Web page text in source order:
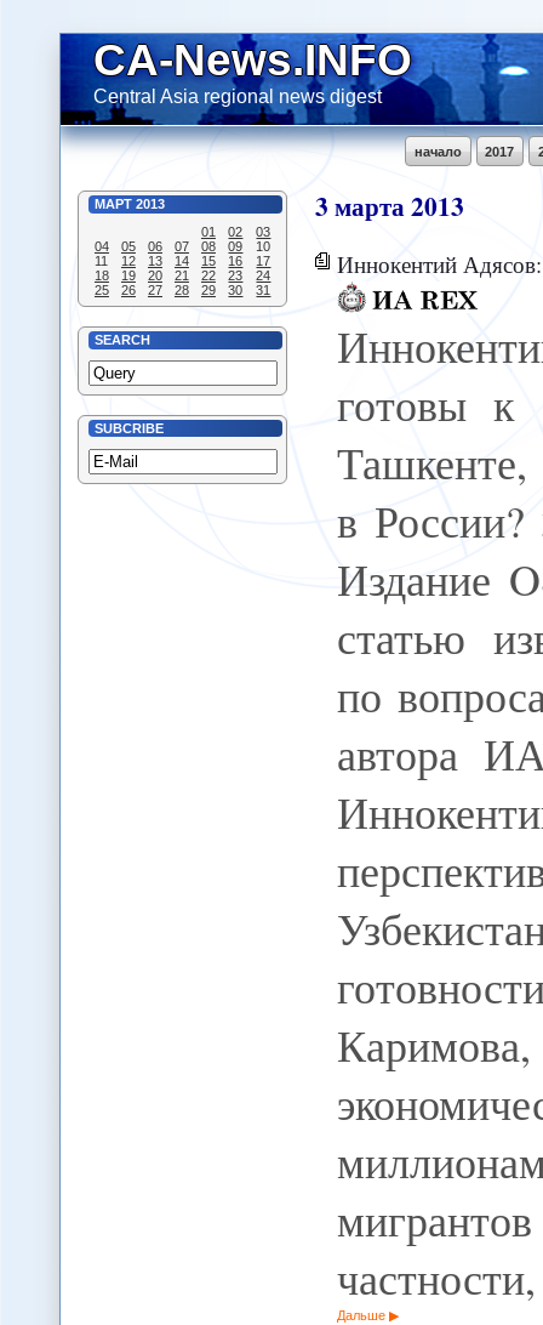
CA-News.INFO
Central Asia regional news digest
2017
начало
МАРТ 2013
01
02
03
04
05 06 07 08 09
10
11
12 13 14 15 16
17
18
19 20 21 22 23
24
25
26 27 28 29 30 31
SEARCH
SUBCRIBE
3марта2013
Иннокентий Адясов: США готовы к смене
готовы к
в
Издание
статью
по
автора
Дальше